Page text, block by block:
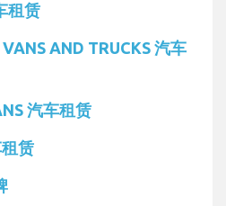
租赁
AND TRUCKS 汽车
汽车租赁
赁